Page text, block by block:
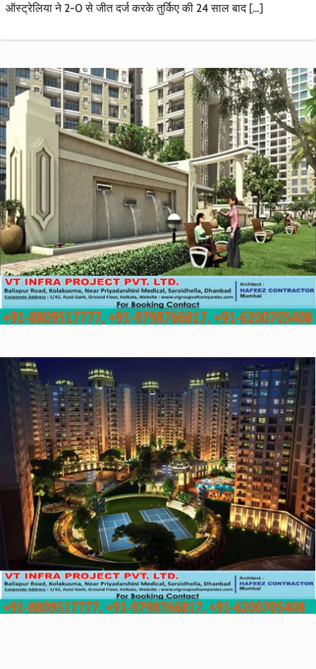
ऑस्ट्रेलिया ने 2-0 से जीत दर्ज करके तुर्किए की 24 साल बाद […]